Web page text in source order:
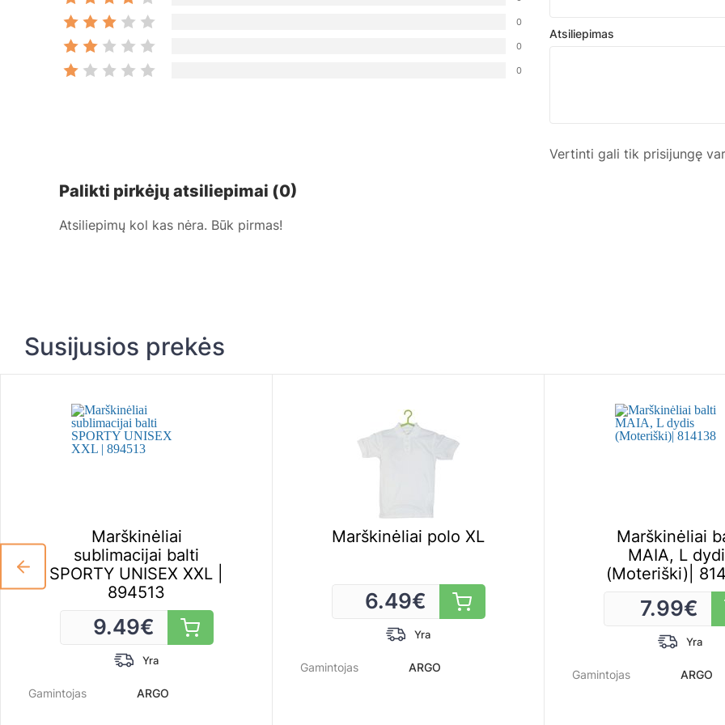
0
0
0
Atsiliepimas
Vertinti gali tik prisijungę
Palikti pirkėjų atsiliepimai (0)
Atsiliepimų kol kas nėra. Būk pirmas!
Susijusios prekės
Marškinėliai
sublimacijai balti
SPORTY UNISEX XXL |
894513
9.49€
Yra
Gamintojas ARGO
Marškinėliai polo XL
6.49€
Yra
Gamintojas ARGO
Marškinėliai
MAIA, L
(Moteriški)|
7.99€
Yra
Gamintojas ARGO